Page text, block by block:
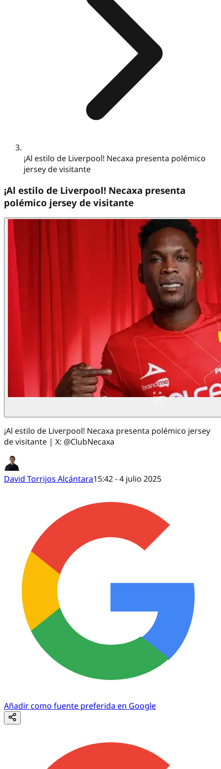
¡Al estilo de Liverpool! Necaxa presenta polémico
jersey de visitante
¡Al estilo de Liverpool! Necaxa presenta
polémico jersey de visitante
¡Al estilo de Liverpool! Necaxa presenta polémico jersey
de visitante | X: @ClubNecaxa
David Torrijos Alcántara15:42 - 4 julio 2025
Añadir como fuente preferida en Google